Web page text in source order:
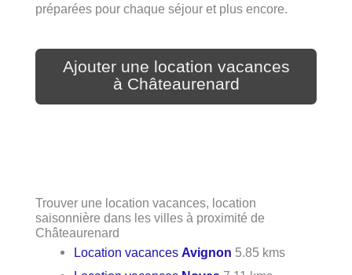
préparées pour chaque séjour et plus encore.
Ajouter une location vacances
à Châteaurenard
Trouver une location vacances, location
saisonnière dans les villes à proximité de
Châteaurenard
Location vacancesAvignon 5.85 kms